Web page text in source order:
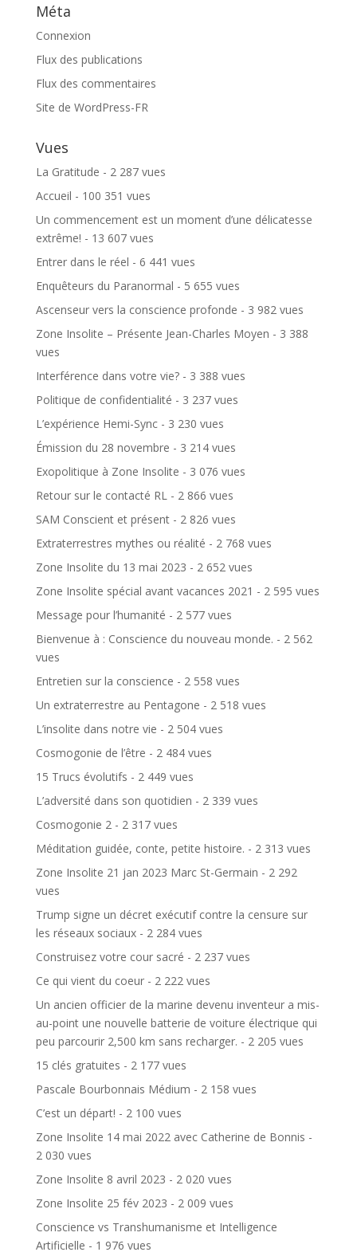
Méta
Connexion
Flux des publications
Flux des commentaires
Site de WordPress-FR
Vues
La Gratitude - 2 287 vues
Accueil - 100 351 vues
Un commencement est un moment d’une délicatesse
extrême! - 13 607 vues
Entrer dans le réel - 6 441 vues
Enquêteurs du Paranormal - 5 655 vues
Ascenseur vers la conscience profonde - 3 982 vues
Zone Insolite – Présente Jean-Charles Moyen - 3 388
vues
Interférence dans votre vie?- 3 388 vues
Politique de confidentialité - 3 237 vues
L’expérience Hemi-Sync- 3 230 vues
Émission du 28 novembre - 3 214 vues
Exopolitique à Zone Insolite - 3 076 vues
Retour sur le contacté RL - 2 866 vues
SAM Conscient et présent- 2 826 vues
Extraterrestres mythes ou réalité - 2 768 vues
Zone Insolite du 13 mai 2023 - 2 652 vues
Zone Insolite spécial avant vacances 2021 - 2 595 vues
Message pour l’humanité - 2 577 vues
Bienvenue à : Conscience du nouveau monde. - 2 562
vues
Entretien sur la conscience - 2 558 vues
Un extraterrestre au Pentagone - 2 518 vues
L’insolite dans notre vie - 2 504 vues
Cosmogonie de l’être - 2 484 vues
15 Trucs évolutifs - 2 449 vues
L’adversité dans son quotidien - 2 339 vues
Cosmogonie 2 - 2 317 vues
Méditation guidée, conte, petite histoire. - 2 313 vues
Zone Insolite 21 jan 2023 Marc St-Germain - 2 292
vues
Trump signe un décret exécutif contre la censure sur
les réseaux sociaux- 2 284 vues
Construisez votre cour sacré - 2 237 vues
Ce qui vient du coeur- 2 222 vues
Un ancien officier de la marine devenu inventeur a mis-
au-point une nouvelle batterie de voiture électrique qui
peu parcourir 2,500 km sans recharger. - 2 205 vues
15 clés gratuites - 2 177 vues
Pascale Bourbonnais Médium - 2 158 vues
C’est un départ! - 2 100 vues
Zone Insolite 14 mai 2022 avec Catherine de Bonnis -
2 030 vues
Zone Insolite 8 avril 2023 - 2 020 vues
Zone Insolite 25 fév 2023 - 2 009 vues
Conscience vs Transhumanisme et Intelligence
Artificielle - 1 976 vues